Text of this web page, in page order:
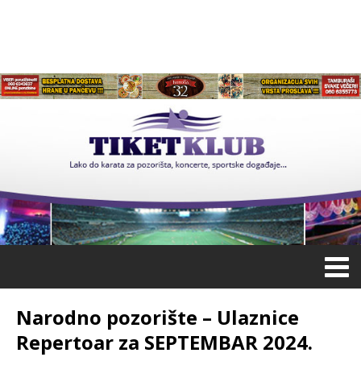
Narodno pozorište – Ulaznice
Repertoar za SEPTEMBAR 2024.